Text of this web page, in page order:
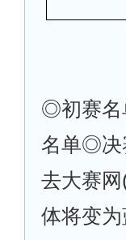
◎初赛名
名单◎决
去大赛
体将变